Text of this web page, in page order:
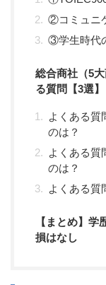
②コミュニ
③学生時代
総合商社（5
る質問【3選】
よくある
のは？
よくある
のは？
よくある質
【まとめ】
損はなし